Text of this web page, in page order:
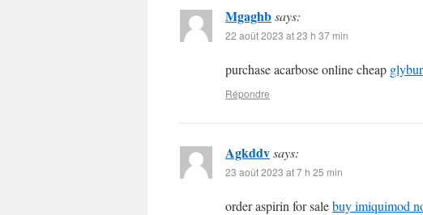
Mgaghbsays:
22 août 2023 at 23 h 37 min
purchase acarbose online cheap
Répondre
Agkddvsays:
23 août 2023 at 7 h 25 min
order aspirin for salebuy imiquimod